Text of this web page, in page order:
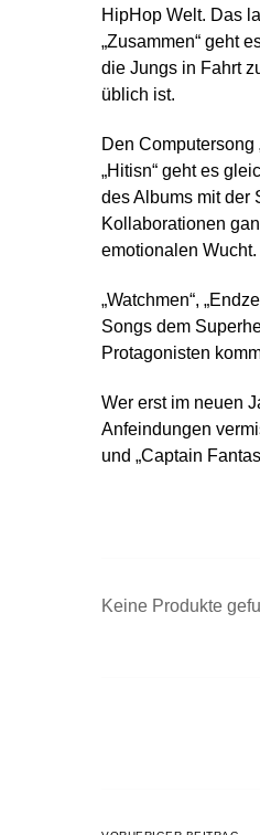
HipHop Welt. Das
„Zusammen“ geht
die Jungs in Fahrt
üblich ist.
Den
„Hitisn“ geht es
des Albums mit der
Kollaborationen
emotionalen Wucht.
„Watchmen“,
Songs dem
Protagonisten
Wer erst im neuen
Anfeindungen
und „Captain
Keine Produkte